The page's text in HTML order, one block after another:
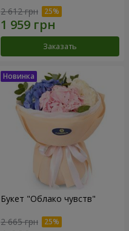
2 612 грн
Заказать
Букет "Облако чувств"
2 665 грн